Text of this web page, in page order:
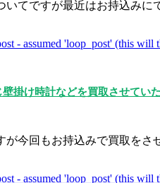
いてですが最近はお持込みに
- assumed 'loop_post' (this
掛け時計などを買取させていた
今回もお持込みで買取をさ
- assumed 'loop_post' (this